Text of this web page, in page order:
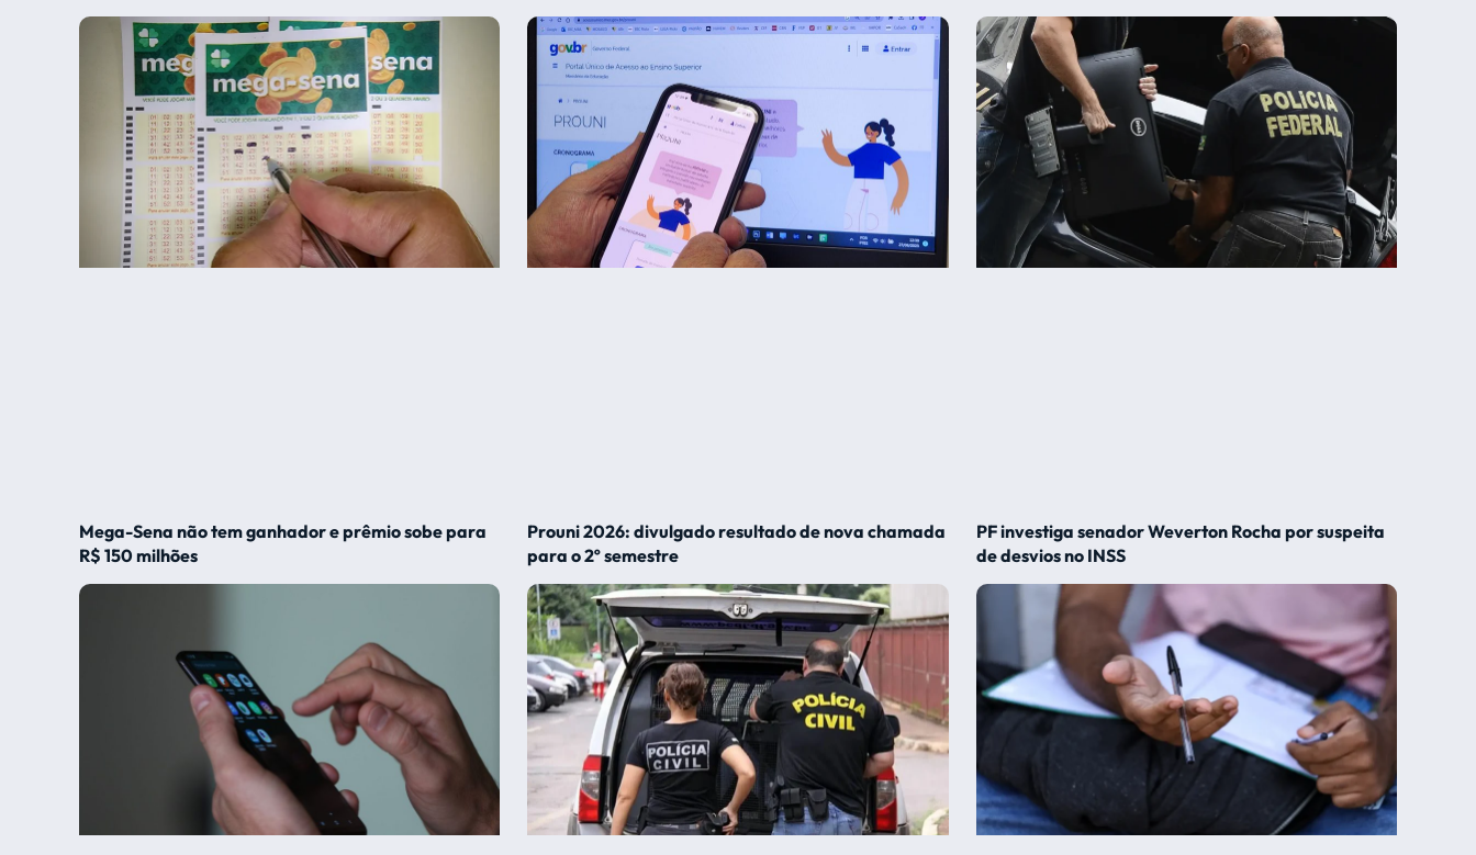
Mega-Sena não tem ganhador e prêmio sobe para
R$ 150 milhões
Prouni 2026: divulgado resultado de nova chamada
para o 2º semestre
PF investiga senador Weverton Rocha por suspeita
de desvios no INSS